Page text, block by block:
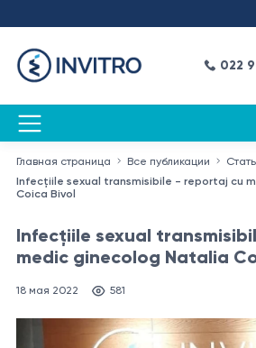
022
Главная страница Все публикации
Infecțiile sexual transmisibile - reportaj cu
Coica Bivol
Infecțiile sexual
medic ginecolog Natalia
18 мая 2022 581